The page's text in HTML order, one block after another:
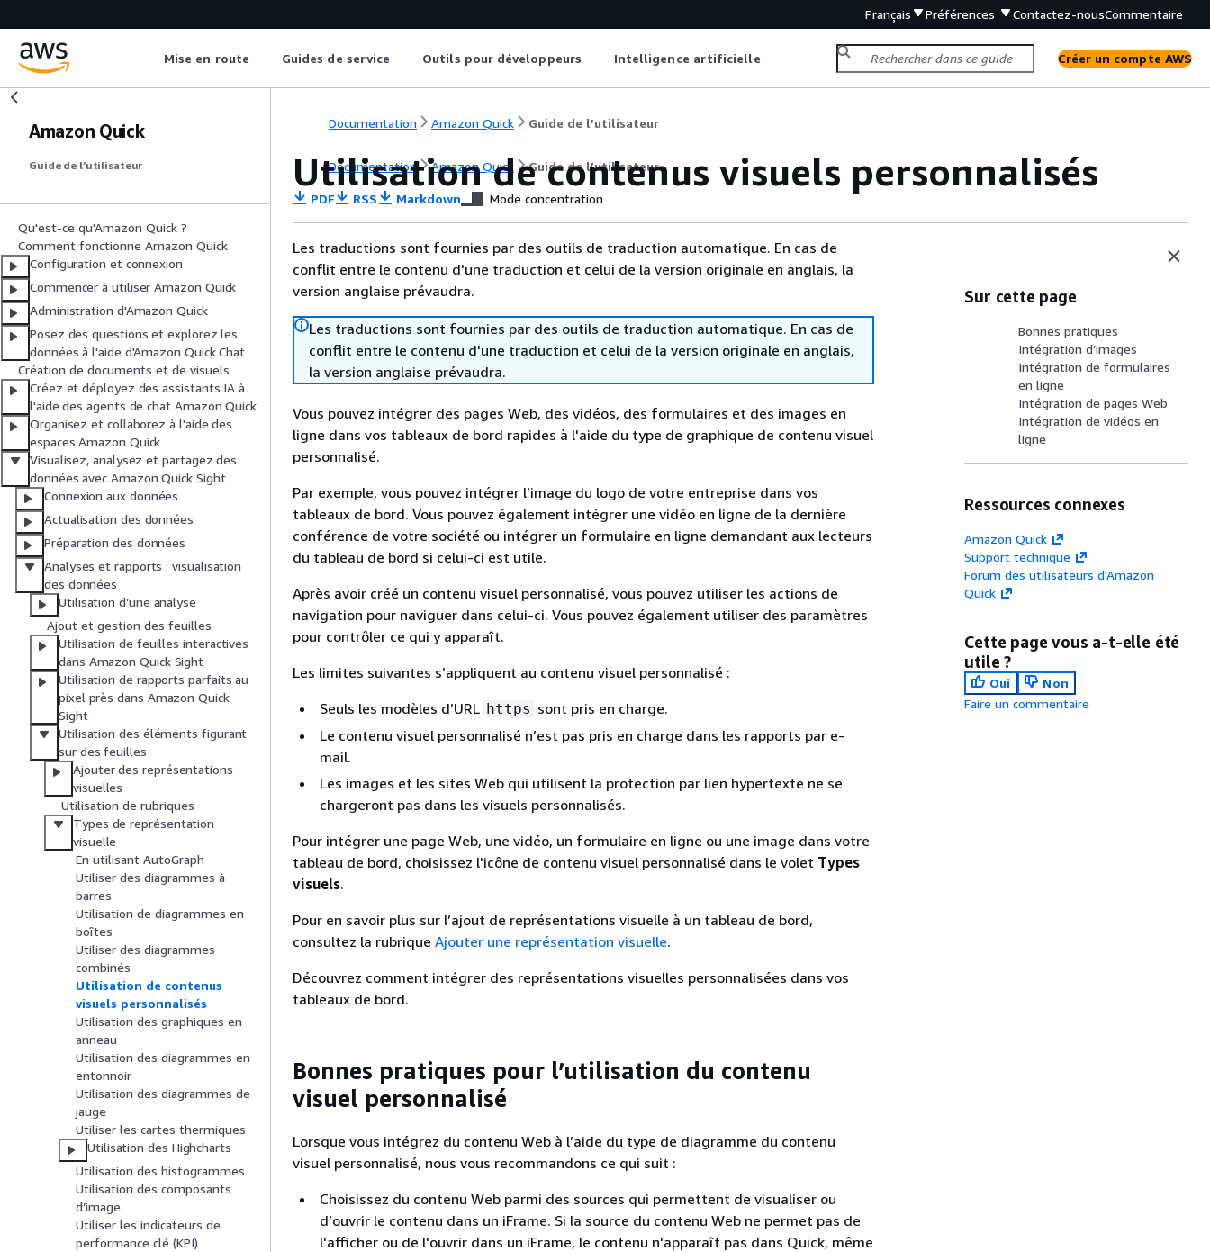
Français Préférences Contactez-nousCommentaire
Mise en route Guides de service Outils pour développeurs Intelligence artificielle Créer un compte AWS
Amazon Quick
Guide de l’utilisateur
Qu'est-ce qu'Amazon Quick ?
Comment fonctionne Amazon Quick
Configuration et connexion
Commencer à utiliser Amazon Quick
Administration d'Amazon Quick
Posez des questions et explorez les
données à l'aide d'Amazon Quick Chat
Création de documents et de visuels
Créez et déployez des assistants IA à
l'aide des agents de chat Amazon Quick
Organisez et collaborez à l'aide des
espaces Amazon Quick
Visualisez, analysez et partagez des
données avec Amazon Quick Sight
Connexion aux données
Actualisation des données
Préparation des données
Analyses et rapports : visualisation
des données
Utilisation d’une analyse
Ajout et gestion des feuilles
Utilisation de feuilles interactives
dans Amazon Quick Sight
Utilisation de rapports parfaits au
pixel près dans Amazon Quick
Sight
Utilisation des éléments figurant
sur des feuilles
Ajouter des représentations
visuelles
Utilisation de rubriques
Types de représentation
visuelle
En utilisant AutoGraph
Utiliser des diagrammes à
barres
Utilisation de diagrammes en
boîtes
Utiliser des diagrammes
combinés
Utilisation de contenus
visuels personnalisés
Utilisation des graphiques en
anneau
Utilisation des diagrammes en
entonnoir
Utilisation des diagrammes de
jauge
Utiliser les cartes thermiques
Utilisation des Highcharts
Utilisation des histogrammes
Utilisation des composants
d’image
Utiliser les indicateurs de
performance clé (KPI)
Documentation Amazon Quick Guide de l’utilisateur
Documentation Amazon Quick Guide de l’utilisateur
Utilisation de contenus visuels personnalisés
PDF RSS Markdown Mode concentration
Les traductions sont fournies par des outils de traduction automatique. En cas de
conflit entre le contenu d'une traduction et celui de la version originale en anglais, la
version anglaise prévaudra.
Les traductions sont fournies par des outils de traduction automatique. En cas de
conflit entre le contenu d'une traduction et celui de la version originale en anglais,
la version anglaise prévaudra.
Vous pouvez intégrer des pages Web, des vidéos, des formulaires et des images en
ligne dans vos tableaux de bord rapides à l'aide du type de graphique de contenu visuel
personnalisé.
Par exemple, vous pouvez intégrer l’image du logo de votre entreprise dans vos
tableaux de bord. Vous pouvez également intégrer une vidéo en ligne de la dernière
conférence de votre société ou intégrer un formulaire en ligne demandant aux lecteurs
du tableau de bord si celui-ci est utile.
Après avoir créé un contenu visuel personnalisé, vous pouvez utiliser les actions de
navigation pour naviguer dans celui-ci. Vous pouvez également utiliser des paramètres
pour contrôler ce qui y apparaît.
Les limites suivantes s’appliquent au contenu visuel personnalisé :
Seuls les modèles d’URL https sont pris en charge.
Le contenu visuel personnalisé n’est pas pris en charge dans les rapports par e-
mail.
Les images et les sites Web qui utilisent la protection par lien hypertexte ne se
chargeront pas dans les visuels personnalisés.
Pour intégrer une page Web, une vidéo, un formulaire en ligne ou une image dans votre
tableau de bord, choisissez l'icône de contenu visuel personnalisé dans le volet Types
visuels.
Pour en savoir plus sur l’ajout de représentations visuelle à un tableau de bord,
consultez la rubrique Ajouter une représentation visuelle.
Découvrez comment intégrer des représentations visuelles personnalisées dans vos
tableaux de bord.
Bonnes pratiques pour l’utilisation du contenu
visuel personnalisé
Lorsque vous intégrez du contenu Web à l’aide du type de diagramme du contenu
visuel personnalisé, nous vous recommandons ce qui suit :
Choisissez du contenu Web parmi des sources qui permettent de visualiser ou
d’ouvrir le contenu dans un iFrame. Si la source du contenu Web ne permet pas de
l'afficher ou de l'ouvrir dans un iFrame, le contenu n'apparaît pas dans Quick, même
Sur cette page
Bonnes pratiques
Intégration d’images
Intégration de formulaires
en ligne
Intégration de pages Web
Intégration de vidéos en
ligne
Ressources connexes
Amazon Quick
Support technique
Forum des utilisateurs d'Amazon
Quick
Cette page vous a-t-elle été
utile ?
Oui
Non
Faire un commentaire